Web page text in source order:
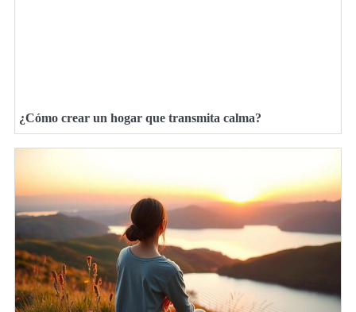
¿Cómo crear un hogar que transmita calma?